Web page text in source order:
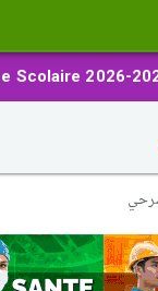
Scolaire 2026-